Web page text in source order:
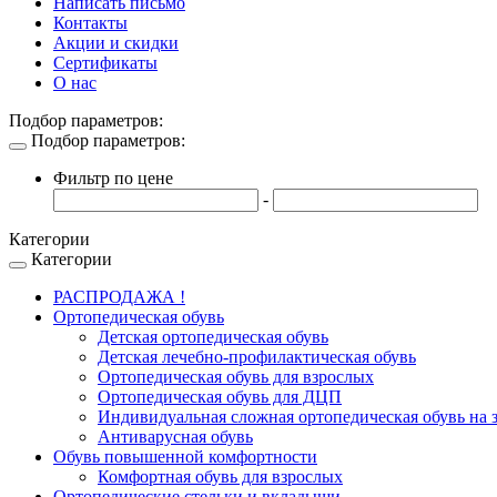
Контакты
Акции и скидки
Сертификаты
О нас
Подбор параметров:
Toggle
navigation
Подбор параметров:
Фильтр по цене
-
Категории
Toggle
navigation
Категории
РАСПРОДАЖА !
Ортопедическая обувь
Детская ортопедическая обувь
Детская лечебно-профилактическая обувь
Ортопедическая обувь для взрослых
Ортопедическая обувь для ДЦП
Индивидуальная сложная ортопедическая обувь на
Антиварусная обувь
Обувь повышенной комфортности
Комфортная обувь для взрослых